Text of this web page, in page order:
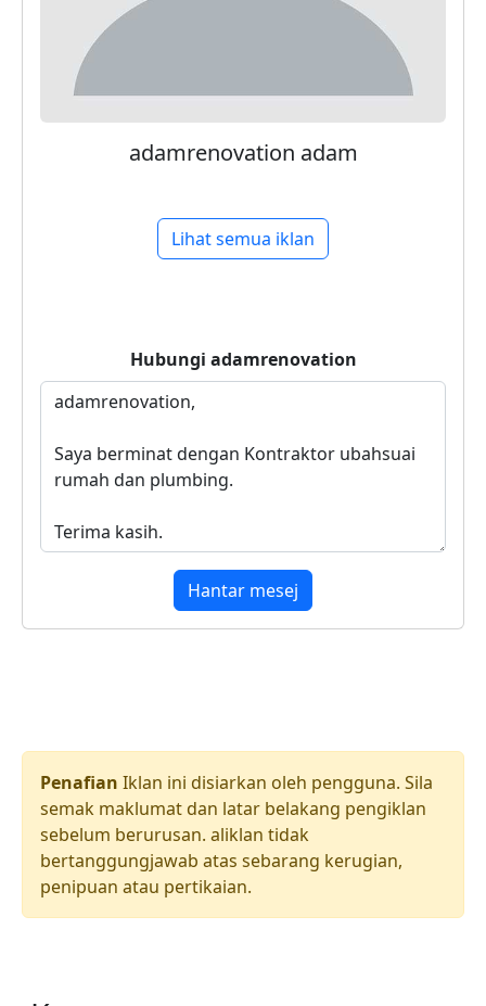
adamrenovation adam
Lihat semua iklan
Hubungi adamrenovation
Hantar mesej
Penafian Iklan ini disiarkan oleh pengguna. Sila
semak maklumat dan latar belakang pengiklan
sebelum berurusan. aliklan tidak
bertanggungjawab atas sebarang kerugian,
penipuan atau pertikaian.